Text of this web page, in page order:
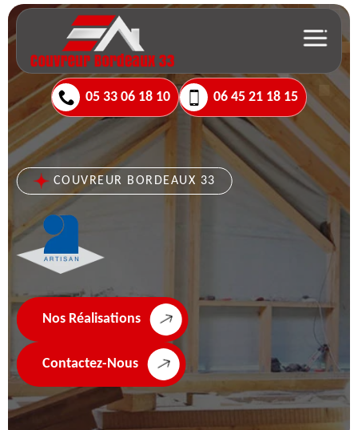
05 33 06 18 10 06 45 21 18 15
COUVREUR BORDEAUX 33
Nos Réalisations
Contactez-Nous